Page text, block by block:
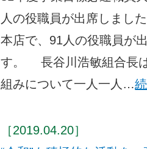
人の役職員が出席しまし
本店で、91人の役職員が
す。 長谷川浩敏組合長
組みについて一人一人…
［2019.04.20］